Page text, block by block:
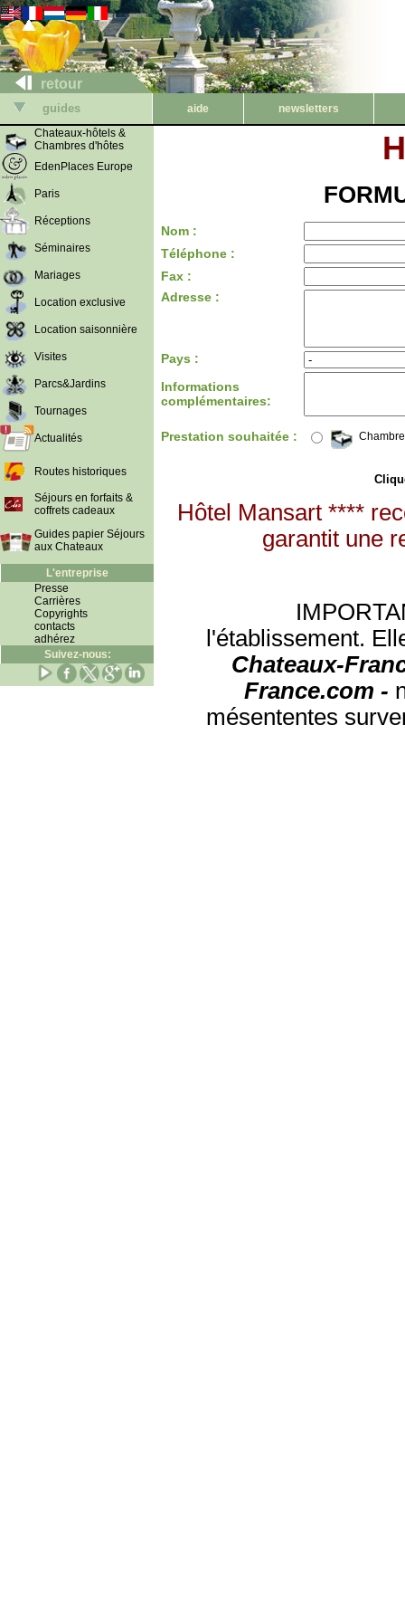
retour
guides aide
newsletters
Chateaux-hôtels &
Chambres d'hôtes
EdenPlaces Europe
Paris
Réceptions
Séminaires
Mariages
Location exclusive
Location saisonnière
Visites
Parcs&Jardins
Tournages
Actualités
Routes historiques
Séjours en forfaits &
coffrets cadeaux
Guides papier Séjours
aux Chateaux
L'entreprise
Presse
Carrières
Copyrights
contacts
adhérez
Suivez-nous:
Nom :
Téléphone :
Fax :
Adresse :
Pays :
Informations
complémentaires:
Prestation souhaitée :
Hôtel Mansart ****
garantit une
l'établissement.
Chateaux-
France.com -
mésententes